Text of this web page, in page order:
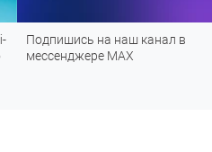
Подпишись на наш канал в
мессенджере МАХ